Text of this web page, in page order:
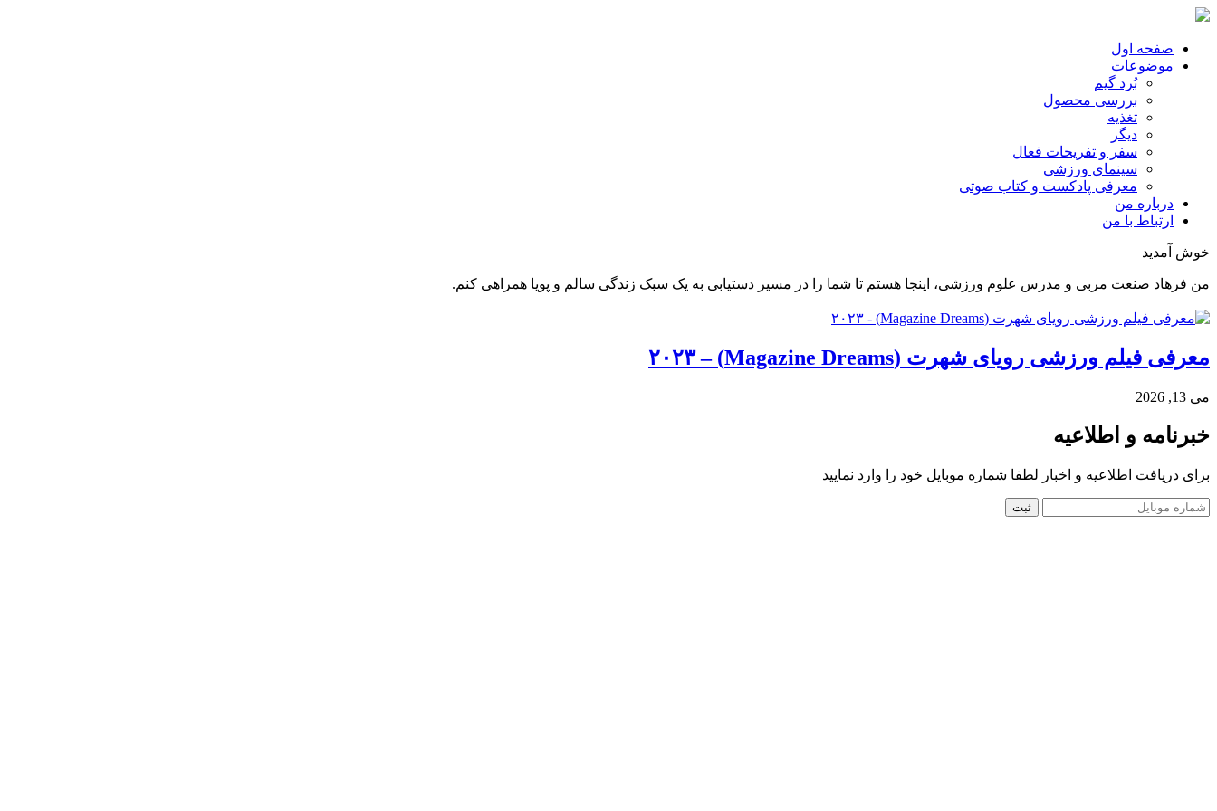
صفحه اول
موضوعات
بُرد گیم
بررسی محصول
تغذیه
دیگر
سفر و تفریحات فعال
سینمای ورزشی
معرفی پادکست و کتاب صوتی
درباره من
ارتباط با من
خوش آمدید
من فرهاد صنعت مربی و مدرس علوم ورزشی، اینجا هستم تا شما را در مسیر دستیابی به یک سبک زندگی سالم و پویا همراهی کنم.
معرفی فیلم ورزشی رویای شهرت (Magazine Dreams) – ۲۰۲۳
می 13, 2026
خبرنامه و اطلاعیه
برای دریافت اطلاعیه و اخبار لطفا شماره موبایل خود را وارد نمایید
ثبت